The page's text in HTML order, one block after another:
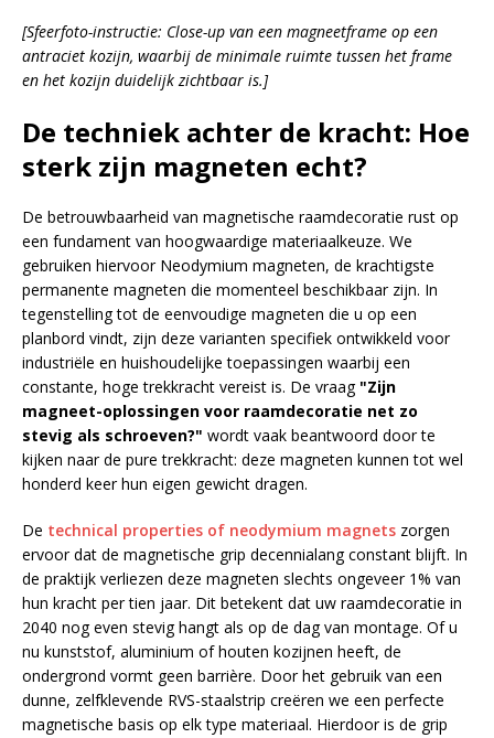
[Sfeerfoto-instructie: Close-up van een magneetframe op een
antraciet kozijn, waarbij de minimale ruimte tussen het frame
en het kozijn duidelijk zichtbaar is.]
De techniek achter de kracht: Hoe
sterk zijn magneten echt?
De betrouwbaarheid van magnetische raamdecoratie rust op
een fundament van hoogwaardige materiaalkeuze. We
gebruiken hiervoor Neodymium magneten, de krachtigste
permanente magneten die momenteel beschikbaar zijn. In
tegenstelling tot de eenvoudige magneten die u op een
planbord vindt, zijn deze varianten specifiek ontwikkeld voor
industriële en huishoudelijke toepassingen waarbij een
constante, hoge trekkracht vereist is. De vraag "Zijn
magneet-oplossingen voor raamdecoratie net zo
stevig als schroeven?" wordt vaak beantwoord door te
kijken naar de pure trekkracht: deze magneten kunnen tot wel
honderd keer hun eigen gewicht dragen.
De technical properties of neodymium magnets zorgen
ervoor dat de magnetische grip decennialang constant blijft. In
de praktijk verliezen deze magneten slechts ongeveer 1% van
hun kracht per tien jaar. Dit betekent dat uw raamdecoratie in
2040 nog even stevig hangt als op de dag van montage. Of u
nu kunststof, aluminium of houten kozijnen heeft, de
ondergrond vormt geen barrière. Door het gebruik van een
dunne, zelfklevende RVS-staalstrip creëren we een perfecte
magnetische basis op elk type materiaal. Hierdoor is de grip